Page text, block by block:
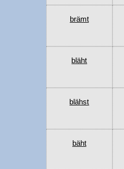
brämt
bläht
blähst
bäht